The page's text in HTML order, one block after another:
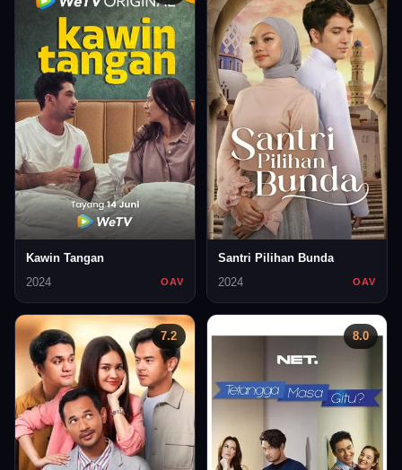
Kawin Tangan
2024
OAV
Santri Pilihan Bunda
2024
OAV
7.2 8.0